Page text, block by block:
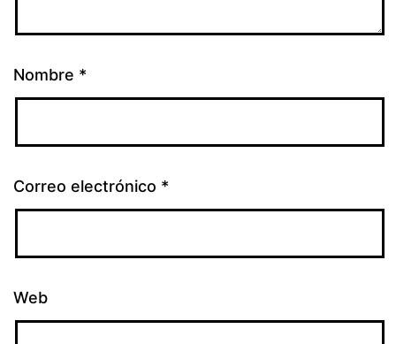
Nombre *
Correo electrónico *
Web